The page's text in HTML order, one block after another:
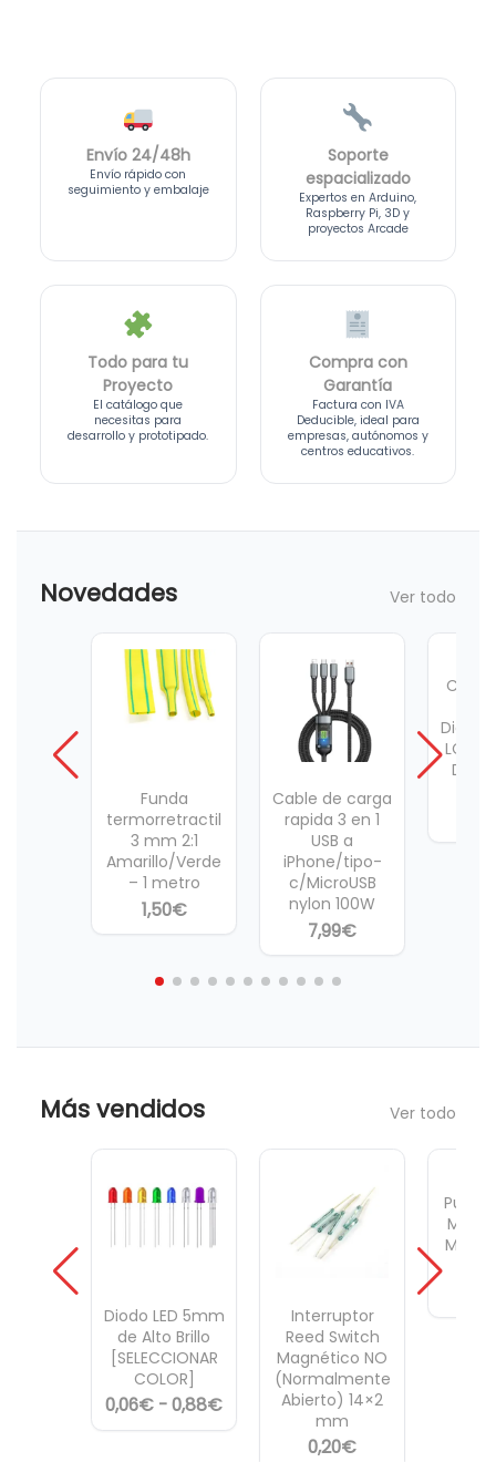
Envío 24/48h
Envío rápido con
seguimiento y embalaje
Soporte
espacializado
Expertos en Arduino,
Raspberry Pi, 3D y
proyectos Arcade
Todo para tu
Proyecto
El catálogo que
necesitas para
desarrollo y prototipado.
Compra con
Garantía
Factura con IVA
Deducible, ideal para
empresas, autónomos y
centros educativos.
Novedades Ver todo
Funda
termorretractil
3 mm 2:1
Amarillo/Verde
– 1 metro
1,50€
Cable de carga
rapida 3 en 1
USB a
iPhone/tipo-
c/MicroUSB
nylon 100W
7,99€
Digital
LCD
D, N,
Más vendidos Ver todo
Diodo LED 5mm
de Alto Brillo
[SELECCIONAR
COLOR]
0,06€ -0,88€R
a
Interruptor
Reed Switch
Magnético NO
(Normalmente
Abierto) 14×2
mm
0,20€
Mini